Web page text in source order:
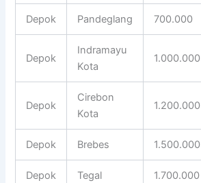
Depok Pandeglang 700.000
Depok
Indramayu
Kota
1.000.000
Depok
Cirebon
Kota
1.200.000
Depok Brebes 1.500.000
Depok Tegal 1.700.000